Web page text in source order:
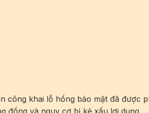
công khai lỗ hổng bảo mật đã được
đồng và nguy cơ bị kẻ xấu lợi dụng.